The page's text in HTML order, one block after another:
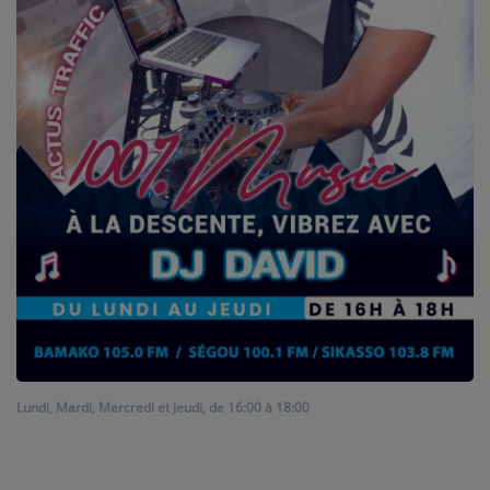
ARTISTES
PLAYLIST
TITRES DIFFUSÉS
Médias
PHOTOS
PODCASTS
VIDÉOS
Joliba TV News / FM
Lundi, Mardi, Mercredi et Jeudi, de 16:00 à 18:00